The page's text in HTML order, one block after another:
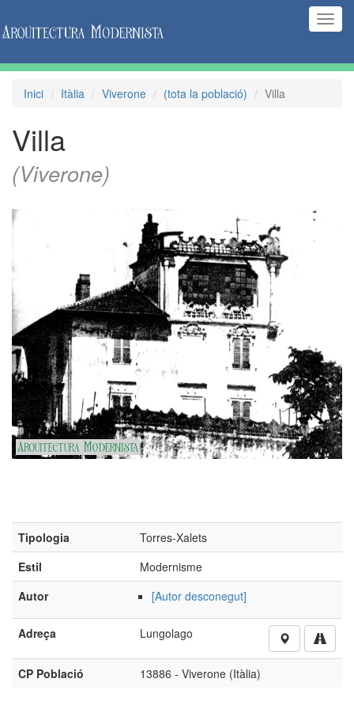
Inici Itàlia Viverone (tota la població) Villa
Villa
(Viverone)
Tipologia
Torres-Xalets
Estil
Modernisme
Autor
[Autor desconegut]
Adreça Lungolago
CP Població 13886 - Viverone (Itàlia)